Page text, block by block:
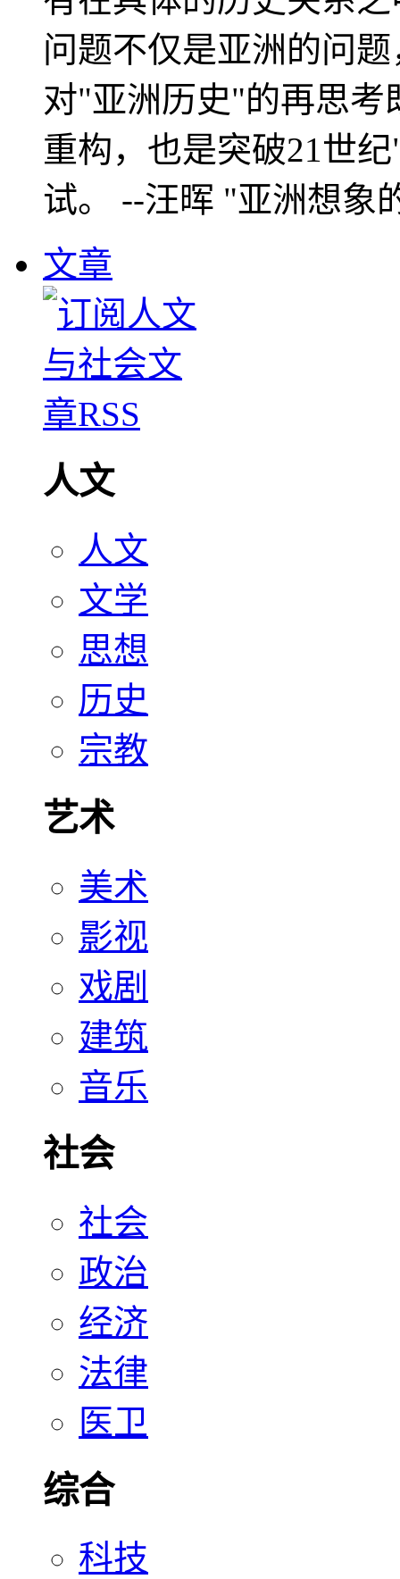
问题不仅是亚洲的问
对"亚洲历史"的再思考
重构，也是突破21世
试。 --汪晖 "亚洲想象
文章
人文
人文
文学
思想
历史
宗教
艺术
美术
影视
戏剧
建筑
音乐
社会
社会
政治
经济
法律
医卫
综合
科技